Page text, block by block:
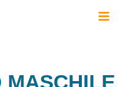
MASCHILE